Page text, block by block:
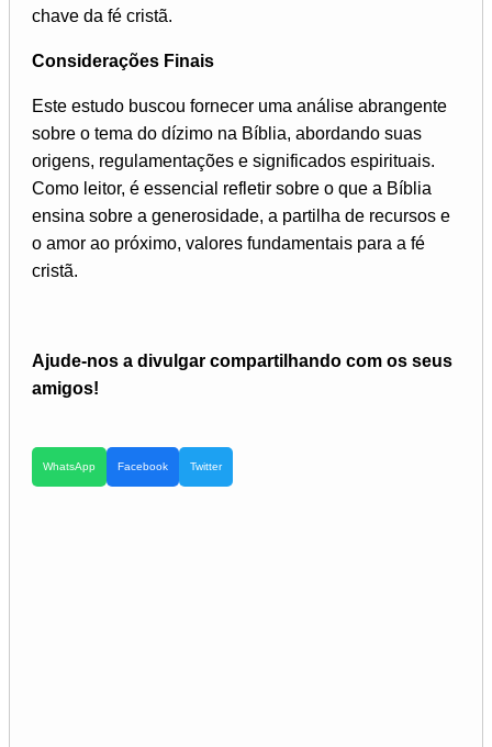
chave da fé cristã.
Considerações Finais
Este estudo buscou fornecer uma análise abrangente
sobre o tema do dízimo na Bíblia, abordando suas
origens, regulamentações e significados espirituais.
Como leitor, é essencial refletir sobre o que a Bíblia
ensina sobre a generosidade, a partilha de recursos e
o amor ao próximo, valores fundamentais para a fé
cristã.
Ajude-nos a divulgar compartilhando com os seus
amigos!
WhatsApp Facebook Twitter